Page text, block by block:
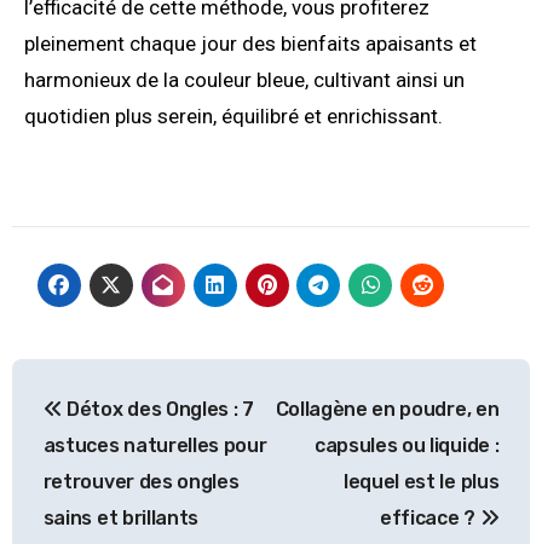
l’efficacité de cette méthode, vous profiterez
pleinement chaque jour des bienfaits apaisants et
harmonieux de la couleur bleue, cultivant ainsi un
quotidien plus serein, équilibré et enrichissant.
Détox des Ongles : 7
astuces naturelles pour
retrouver des ongles
sains et brillants
Collagène en poudre, en
capsules ou liquide :
lequel est le plus
efficace ?